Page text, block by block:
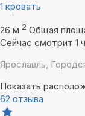
1 кровать
26 м 2 Общая
Сейчас смотрит 1
Ярославль,
Показать
62 отзыва